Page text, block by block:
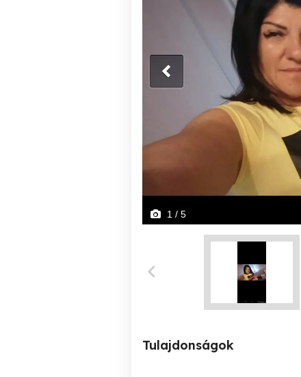
1 / 5
Tulajdonságok